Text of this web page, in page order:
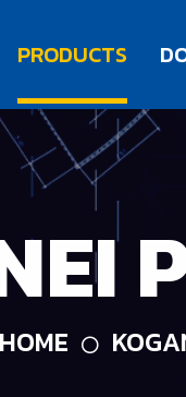
PRODUCTS
HOME